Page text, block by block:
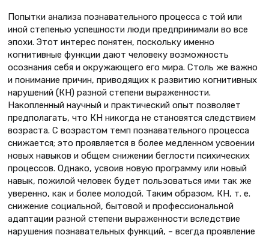
Попытки анализа познавательного процесса с той или
иной степенью успешности люди предпринимали во все
эпохи. Этот интерес понятен, поскольку именно
когнитивные функции дают человеку возможность
осознания себя и окружающего его мира. Столь же важно
и понимание причин, приводящих к развитию когнитивных
нарушений (КН) разной степени выраженности.
Накопленный научный и практический опыт позволяет
предполагать, что КН никогда не становятся следствием
возраста. С возрастом темп познавательного процесса
снижается; это проявляется в более медленном усвоении
новых навыков и общем снижении беглости психических
процессов. Однако, усвоив новую программу или новый
навык, пожилой человек будет пользоваться ими так же
уверенно, как и более молодой. Таким образом, КН, т. е.
снижение социальной, бытовой и профессиональной
адаптации разной степени выраженности вследствие
нарушения познавательных функций, – всегда проявление